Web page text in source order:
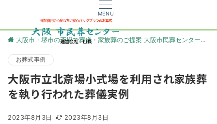
MENU
大阪市・堺市の斎場で葬儀・家族葬のご提案 大阪市民葬センター
お葬式事例
大阪市立北斎場小式場を利用され家族葬
を執り行われた葬儀実例
2023年8月3日 2023年8月3日